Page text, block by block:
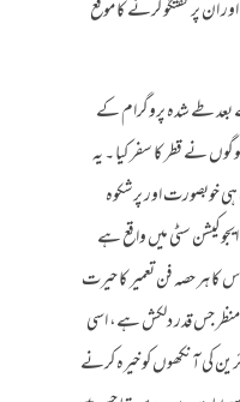
ان پر گفتگو کرنے کا موقع
طے شدہ پروگرام کے
نے قطر کا سفر کیا ۔ یہ
خوبصورت اور پرشکوہ
ایجوکیشن سٹی میں واقع ہے
کا ہر حصہ فن تعمیر کا حیرت
منظر جس قدر دلکش ہے، اسی
کی آنکھوں کو خیرہ کرنے